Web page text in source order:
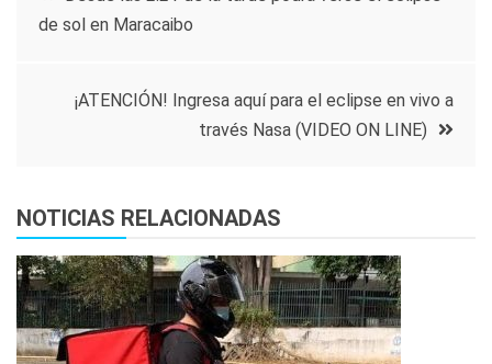
entradas
de sol en Maracaibo
¡ATENCIÓN! Ingresa aquí para el eclipse en vivo a
través Nasa (VIDEO ON LINE)
NOTICIAS RELACIONADAS